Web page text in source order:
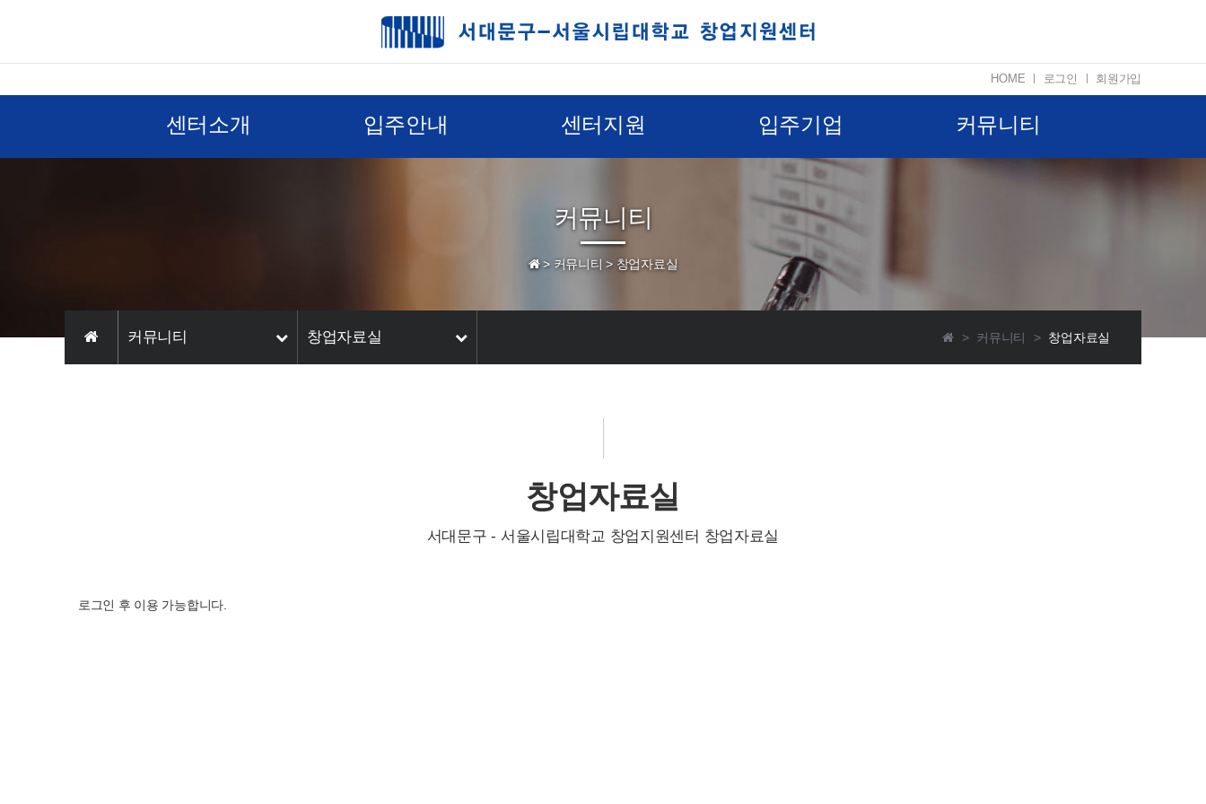
HOME 로그인 회원가입
센터소개 입주안내 센터지원 입주기업 커뮤니티
커뮤니티
> 커뮤니티 > 창업자료실
커뮤니티 창업자료실 > 커뮤니티 > 창업자료실
창업자료실
서대문구 - 서울시립대학교 창업지원센터 창업자료실
로그인 후 이용 가능합니다.